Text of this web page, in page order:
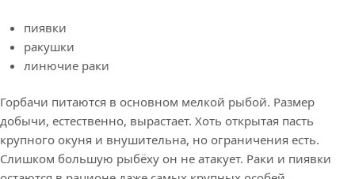
пиявки
ракушки
линючие раки
Горбачи питаются в основном мелкой рыбой. Размер
добычи, естественно, вырастает. Хоть открытая пасть
крупного окуня и внушительна, но ограничения есть.
Слишком большую рыбёху он не атакует. Раки и пиявки